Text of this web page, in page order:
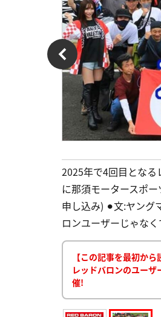
2025年で4回目となる
に那須モータースポ
申し込み) ⚫︎文:ヤン
ロンユーザーじゃな
【この記事を最初から
レッドバロンのユー
催!